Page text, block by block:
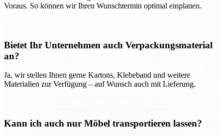
Voraus. So können wir Ihren Wunschtermin optimal einplanen.
Bietet Ihr Unternehmen auch Verpackungsmaterial
an?
Ja, wir stellen Ihnen gerne Kartons, Klebeband und weitere
Materialien zur Verfügung – auf Wunsch auch mit Lieferung.
Kann ich auch nur Möbel transportieren lassen?